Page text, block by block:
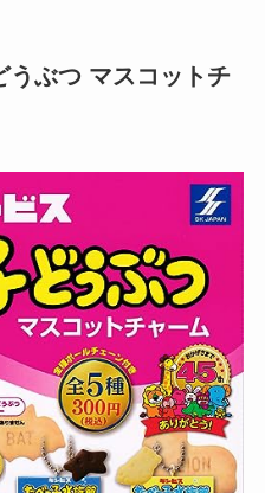
うぶつ マスコットチ